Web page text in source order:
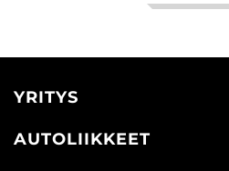
YRITYS
AUTOLIIKKEET